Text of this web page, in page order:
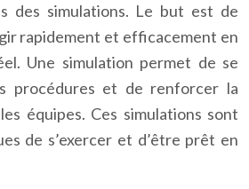
des simulations. Le but est de
rapidement et efficacement en
Une simulation permet de se
procédures et de renforcer la
équipes. Ces simulations sont
de s’exercer et d’être prêt en